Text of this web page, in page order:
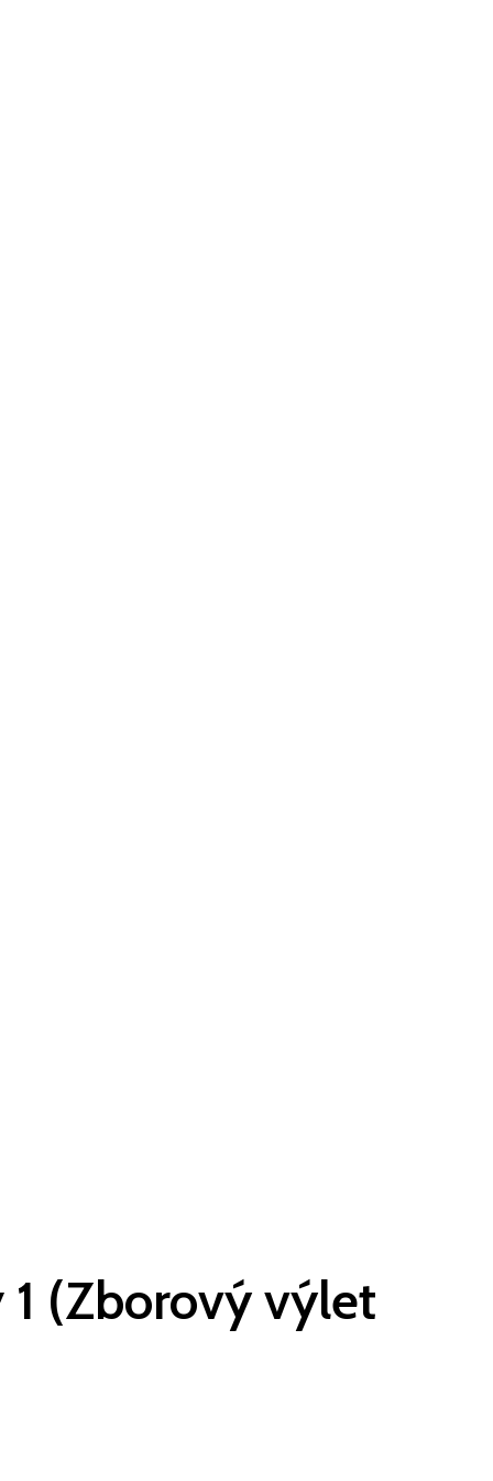
(Zborový výlet